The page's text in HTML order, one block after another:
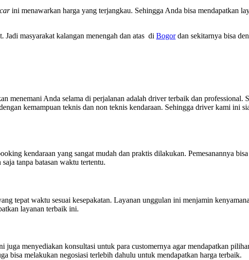
ini menawarkan harga yang terjangkau. Sehingga Anda bisa mendapatkan
Jadi masyarakat kalangan menengah dan atas di Bogordan sekitarnya bisa
menemani Anda selama di perjalanan adalah driver terbaik dan professional.
kemampuan teknis dan non teknis kendaraan. Sehingga driver kami ini
kendaraan yang sangat mudah dan praktis dilakukan. Pemesanannya
tanpa batasan waktu tertentu.
tepat waktu sesuai kesepakatan. Layanan unggulan ini menjamin
layanan terbaik ini.
menyediakan konsultasi untuk para customernya agar mendapatkan
bisa melakukan negosiasi terlebih dahulu untuk mendapatkan harga terbaik.